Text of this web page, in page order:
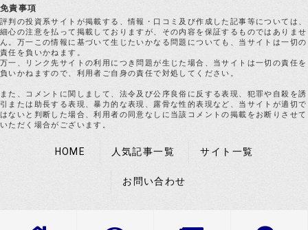
免責事項
評判の投資系サイトが掲載する、情報・口コミ及び作成した記事等については、
細心の注意を払って掲載しておりますが、その内容を保証するものではありませ
ん。万一この情報に基づいて生じたいかなる問題についても、当サイトは一切の
責任を負いかねます。
万一、リンク先サイトの利用につき問題が生じた場合、当サイトは一切の責任を
負いかねますので、利用者ご自身の責任で対処してください。
また、コメントに関しまして、法令及び公序良俗に反する表現、犯罪や自殺を誘
引または助長する表現、暴力的な表現、露骨な性的表現など、当サイトが適切で
はないと判断した場合、利用者の同意なしに当該コメントの掲載をお断りさせて
いただく場合がございます。
HOME 人気記事一覧 サイト一覧
お問い合わせ